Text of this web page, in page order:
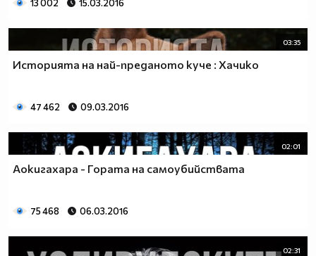
13 002 15.03.2016
03:35
Историята на най-преданото куче : Хачико
47 462 09.03.2016
02:01
Аокигахара - Гората на самоубийствата
75 468 06.03.2016
02:31